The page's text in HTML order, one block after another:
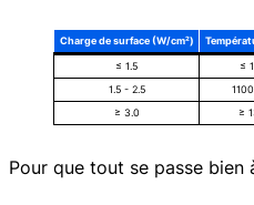
Charge de surface (W/cm²)
≤ 1.5 ≤
1.5 - 2.5
≥ 3.0 ≥
Pour que tout se passe